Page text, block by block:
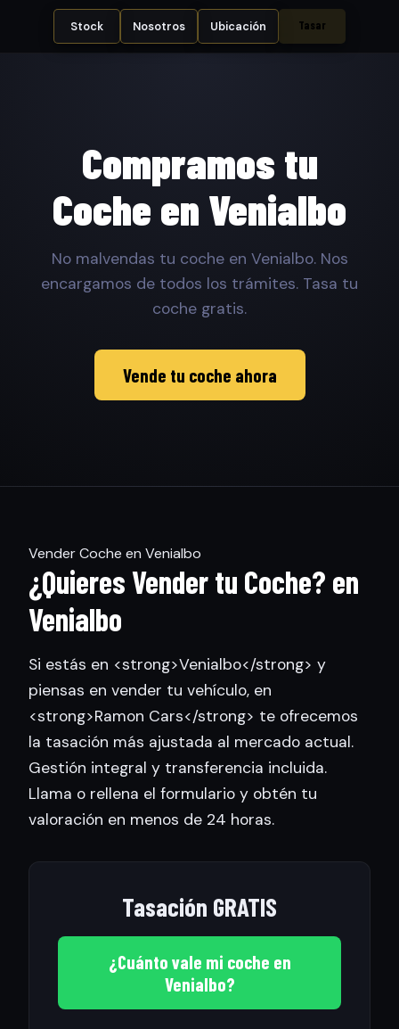
Stock Nosotros Ubicación Tasar
Compramos tu
Coche en Venialbo
No malvendas tu coche en Venialbo. Nos
encargamos de todos los trámites. Tasa tu
coche gratis.
Vende tu coche ahora
Vender Coche en Venialbo
¿Quieres Vender tu Coche? en
Venialbo
Si estás en <strong>Venialbo</strong> y
piensas en vender tu vehículo, en
<strong>Ramon Cars</strong> te ofrecemos
la tasación más ajustada al mercado actual.
Gestión integral y transferencia incluida.
Llama o rellena el formulario y obtén tu
valoración en menos de 24 horas.
Tasación GRATIS
¿Cuánto vale mi coche en
Venialbo?